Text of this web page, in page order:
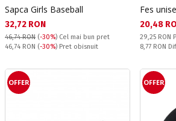
Sapca Girls Baseball
Текуща цена:
32,72 RON
46,74 RON (-30%) Cel mai bun pret
Pret obisnuit:
46,74 RON (-30%) Pret obisnuit
Fes
Текуща
20,48
Pret
29,25 RON
8,77 RON
OFFER OFFER